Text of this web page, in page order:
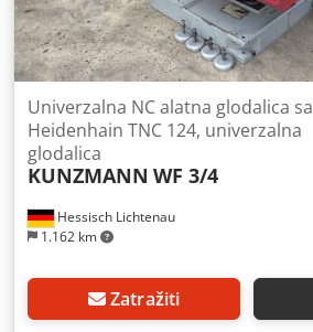
Hessisch Lichtenau
1.162 km
Univerzalna NC alatna glodalica sa
Heidenhain TNC 124, univerzalna
glodalica
KUNZMANN WF 3/4
Zatražiti